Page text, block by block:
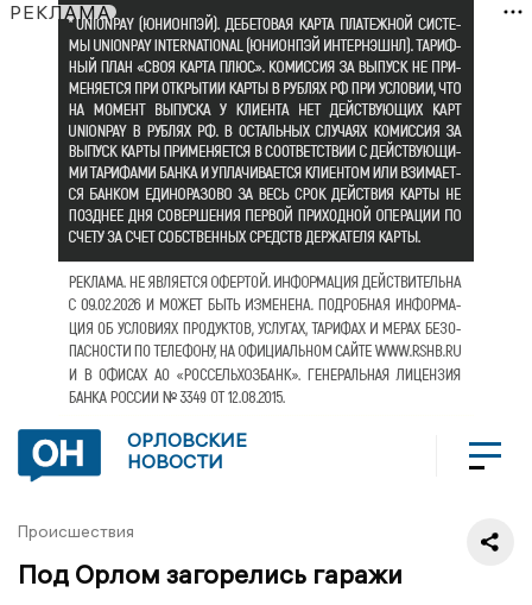
РЕКЛАМА
ОРЛОВСКИЕ
НОВОСТИ
Происшествия
Под Орлом загорелись гаражи